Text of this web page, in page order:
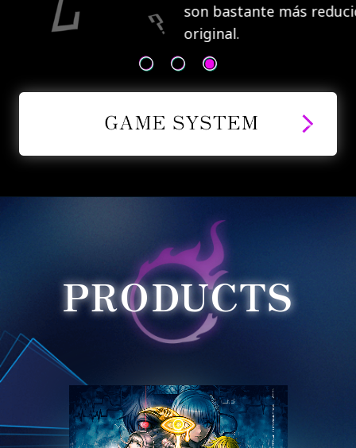
son bastante más reducidos que en la versión
original.
PRODUCTS